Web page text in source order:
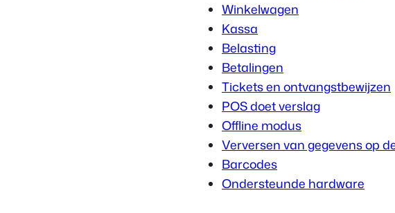
Winkelwagen
Kassa
Belasting
Betalingen
Tickets en ontvangstbewijzen
POS doet verslag
Offline modus
Verversen van gegevens op
Barcodes
Ondersteunde hardware